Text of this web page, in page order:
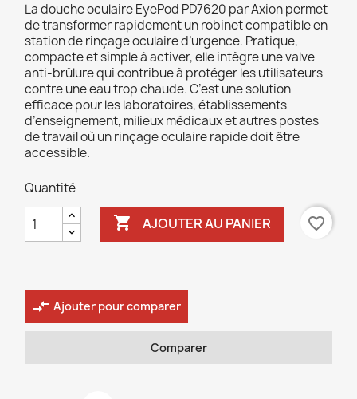
La douche oculaire EyePod PD7620 par Axion permet
de transformer rapidement un robinet compatible en
station de rinçage oculaire d’urgence. Pratique,
compacte et simple à activer, elle intègre une valve
anti-brûlure qui contribue à protéger les utilisateurs
contre une eau trop chaude. C’est une solution
efficace pour les laboratoires, établissements
d’enseignement, milieux médicaux et autres postes
de travail où un rinçage oculaire rapide doit être
accessible.
Quantité
 AJOUTER AU PANIER favorite_border
compare_arrows Ajouter pour comparer
Comparer